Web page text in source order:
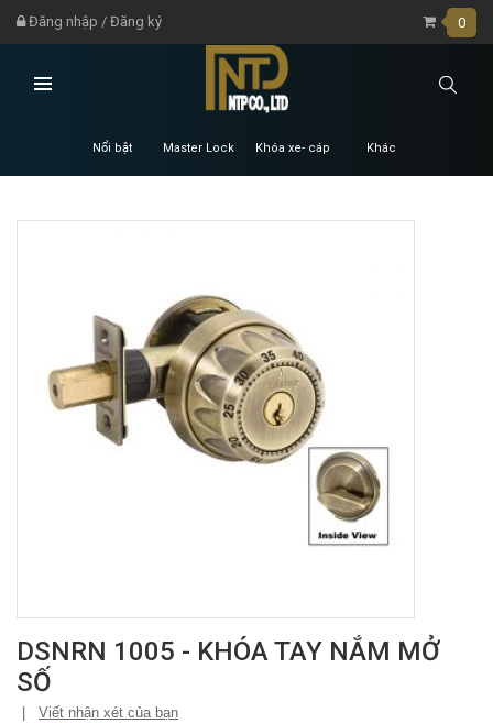
Đăng nhập / Đăng ký 0
Nổi bật Master Lock Khóa xe- cáp Khác
DSNRN 1005 - KHÓA TAY NẮM MỞ
SỐ
Viết nhận xét của bạn